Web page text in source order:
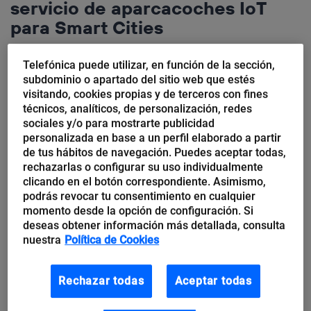
servicio de aparcacoches IoT
para Smart Cities
Estacionar nuestro vehículo es una de las tareas más
repetitivas y que más tiempo nos quita en nuestro día a día. De
media, podemos llegar a estar hasta 106...
Telefónica puede utilizar, en función de la sección,
subdominio o apartado del sitio web que estés
visitando, cookies propias y de terceros con fines
técnicos, analíticos, de personalización, redes
sociales y/o para mostrarte publicidad
personalizada en base a un perfil elaborado a partir
de tus hábitos de navegación. Puedes aceptar todas,
rechazarlas o configurar su uso individualmente
clicando en el botón correspondiente. Asimismo,
podrás revocar tu consentimiento en cualquier
momento desde la opción de configuración. Si
deseas obtener información más detallada, consulta
nuestra Política de Cookies
Rechazar todas Aceptar todas